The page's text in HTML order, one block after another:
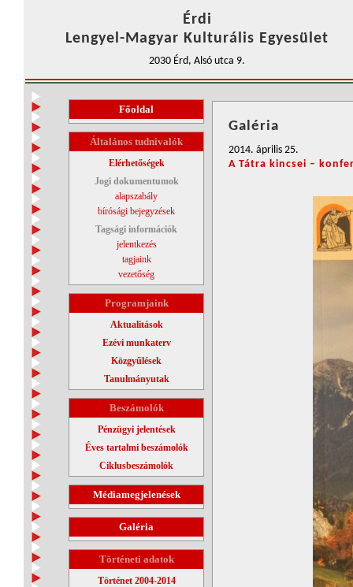
Érdi
Lengyel-Magyar Kulturális Egyesület
2030 Érd, Alsó utca 9.
Főoldal
Általános tudnivalók
Elérhetőségek
Jogi dokumentumok
alapszabály
bírósági bejegyzések
Tagsági információk
jelentkezés
tagjaink
vezetőség
Programjaink
Aktualitások
Ezévi munkaterv
Közgyűlések
Tanulmányutak
Beszámolók
Pénzügyi jelentések
Éves tartalmi beszámolók
Ciklusbeszámolók
Médiamegjelenések
Galéria
Történeti adatok
Történet 2004-2014
Galéria
2014. április 25.
A Tátra kincsei –